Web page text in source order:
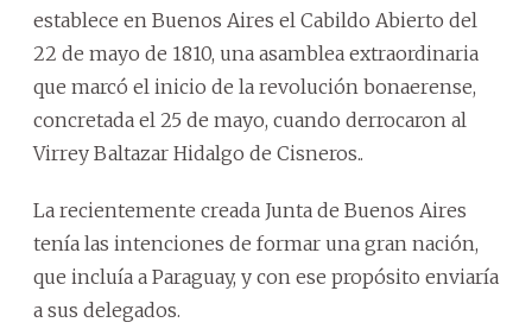
establece en Buenos Aires el Cabildo Abierto del
22 de mayo de 1810, una asamblea extraordinaria
que marcó el inicio de la revolución bonaerense,
concretada el 25 de mayo, cuando derrocaron al
Virrey Baltazar Hidalgo de Cisneros..
La recientemente creada Junta de Buenos Aires
tenía las intenciones de formar una gran nación,
que incluía a Paraguay, y con ese propósito enviaría
a sus delegados.